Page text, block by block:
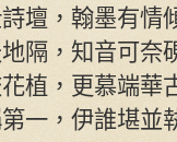
壇，翰墨有情
隔，知音可奈
植，更慕端華
一，伊誰堪並